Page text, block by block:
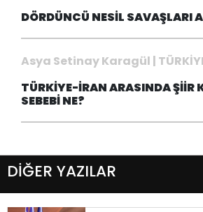
DÖRDÜNCÜ NESİL SAVAŞLARI
Asya Setinay Karagül |
TÜRKİYE-İRAN ARASINDA ŞİİR
SEBEBİ NE?
DİĞER YAZILAR